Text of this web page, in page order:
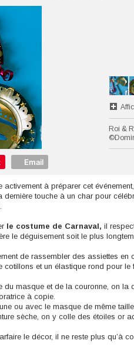
Roi &
Email
à préparer cet
touche à un char pour
le costume de Carnaval, il
le déguisement soit le plus
de rassembler des assiettes en
et un élastique rond pour le
du masque et de la couronne, on la
à copie.
ou avec le masque de même
sèche, on y colle des étoiles or
le décor, il ne reste plus qu’à